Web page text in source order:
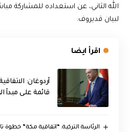
الله الثاني، عن استعداده للمشاركة
لبيان قديروف.
اقرأ ايضا
أردوغان:
قائمة على مبدأ
الرئاسة التركية: “اتفاقية مكة” خطوة